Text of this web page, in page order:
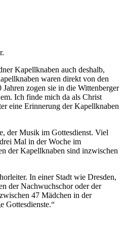
Kapellknaben auch deshalb,
waren direkt von den
zogen sie in die Wittenberger
Ich finde mich da als Christ
eine Erinnerung der Kapellknaben
der Musik im Gottesdienst. Viel
Mal in der Woche im
der Kapellknaben sind inzwischen
In einer Stadt wie Dresden,
der Nachwuchschor oder der
47 Mädchen in der
Gottesdienste.“